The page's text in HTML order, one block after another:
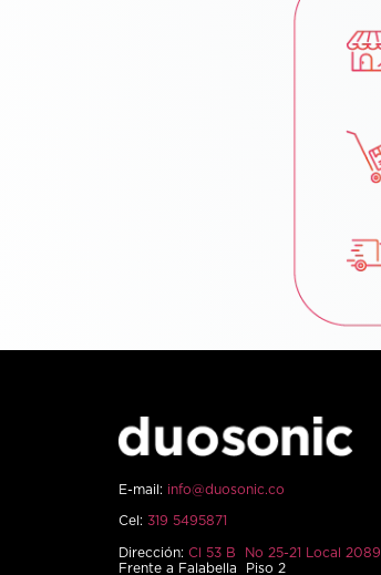
E-mail: info@duosonic.co
Cel: 319 5495871
Dirección: Cl 53 B No 25-21 Local 2089
Frente a Falabella Piso 2